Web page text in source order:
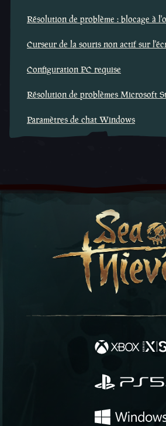
Résolution de problème : blocage à
Curseur de la souris non actif sur
Configuration PC requise
Résolution de problèmes Microsoft
Paramètres de chat Windows